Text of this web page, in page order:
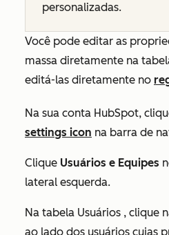
personalizadas.
Você pode editar as
massa diretamente na
editá-las diretamente no
Na sua conta HubSpot,
settings icon na barra de
Clique Usuários e Equipes
lateral esquerda.
Na tabela Usuários , clique
ao lado dos usuários cujas